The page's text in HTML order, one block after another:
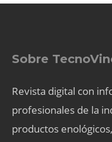
Sobre
Revista digital con
profesionales de la
productos